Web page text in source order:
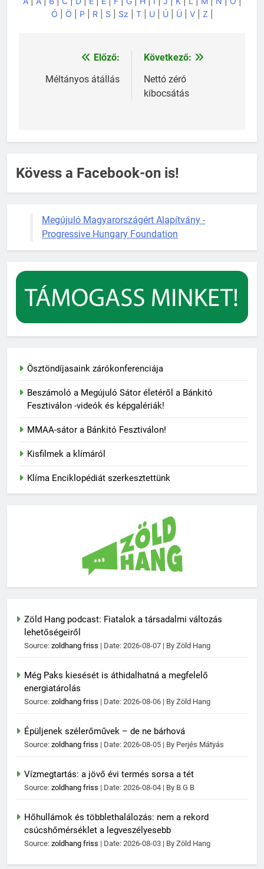
Ó
Ö P R S Sz T| U| Ú| Ü| V| Z
Bejegyzés
navigáció
Előző:
Méltányos átállás
Következő:
Nettó zéró
kibocsátás
Kövess a Facebook-on is!
Megújuló Magyarországért Alapítvány -
Progressive Hungary Foundation
Ösztöndíjasaink zárókonferenciája
Beszámoló a Megújuló Sátor életéről a Bánkitó
Fesztiválon -videók és képgalériák!
MMAA-sátor a Bánkitó Fesztiválon!
Kisfilmek a klímáról
Klíma Enciklopédiát szerkesztettünk
Zöld Hang podcast: Fiatalok a társadalmi változás
lehetőségeiről
Source: zoldhang friss Date: 2026-08-07 By Zöld Hang
Még Paks kiesését is áthidalhatná a megfelelő
energiatárolás
Source: zoldhang friss Date: 2026-08-06 By Zöld Hang
Épüljenek szélerőművek – de ne bárhová
Source: zoldhang friss Date: 2026-08-05 By Perjés Mátyás
Vízmegtartás: a jövő évi termés sorsa a tét
Source: zoldhang friss Date: 2026-08-04 By B G B
Hőhullámok és többlethalálozás: nem a rekord
csúcshőmérséklet a legveszélyesebb
Source: zoldhang friss Date: 2026-08-03 By Zöld Hang